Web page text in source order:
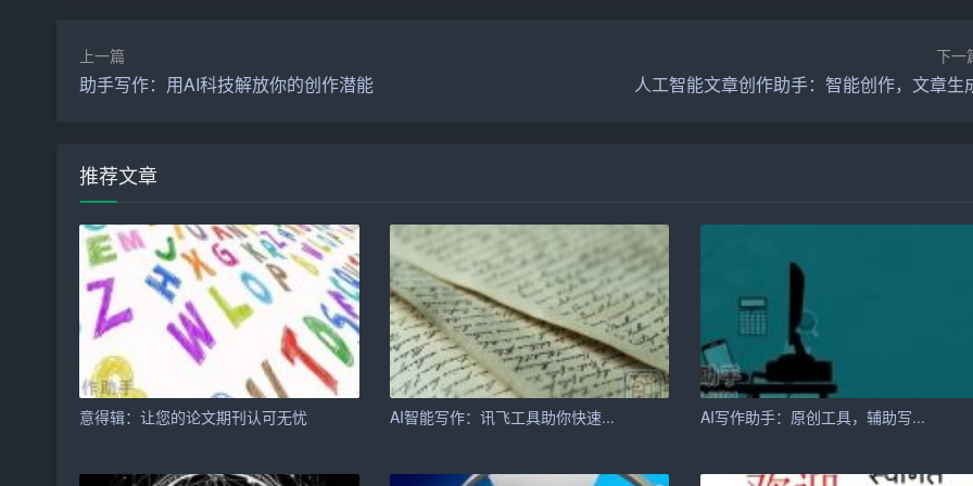
储功能，让您随时随地查看和修改文章，再也不怕丢失重要稿件。
二、智能写作助手的应用场景
对于学术研究者来说，论文写作是一项繁琐而严谨的工作。利用智能写作助手，您可以快速构建论文框架，引用
相关文献，还能在助手帮助下润色论文，提高发表几率。
2. 企业宣传文案
企业宣传文案写作需要具备一定的创意和针对性。智能写作助手可以根据您的需求，生成符合企业形象的文案，
帮助您更好地推广产品和品牌。
3. 教育培训资料
果。
上一篇
助手写作：用AI科技解放你的创作潜能
下一
人工智能文章创作助手：智能创作，文章生
推荐文章
意得辑：让您的论文期刊认可无忧 AI智能写作：讯飞工具助你快速... AI写作助手：原创工具，辅助写...